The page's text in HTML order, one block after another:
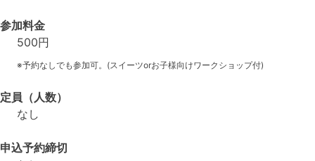
参加料金
500円
※予約なしでも参加可。(スイーツorお子様向けワークショップ付)
定員（人数）
なし
申込予約締切